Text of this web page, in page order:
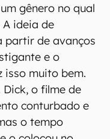
gênero no qual
A ideia de
partir de avanços
e o
isso muito bem.
o filme de
conturbado e
o tempo